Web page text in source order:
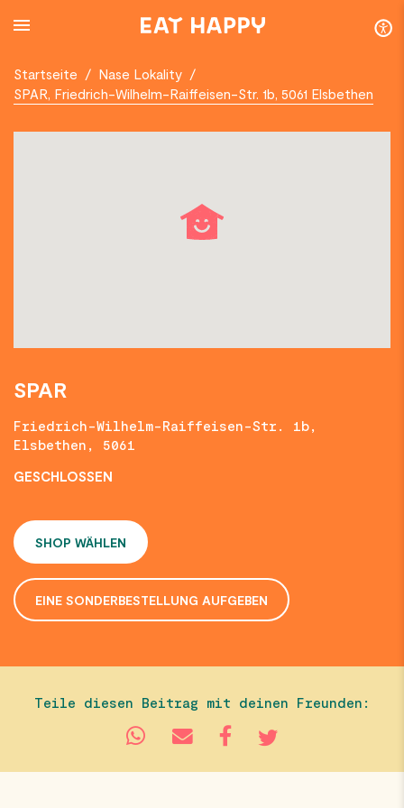
TO
Startseite / Nase Lokality /
SPAR, Friedrich-Wilhelm-Raiffeisen-Str. 1b, 5061 Elsbethen
SPAR
Friedrich-Wilhelm-Raiffeisen-Str. 1b,
Elsbethen, 5061
GESCHLOSSEN
SHOP WÄHLEN
EINE SONDERBESTELLUNG AUFGEBEN
Teile diesen Beitrag mit deinen Freunden: